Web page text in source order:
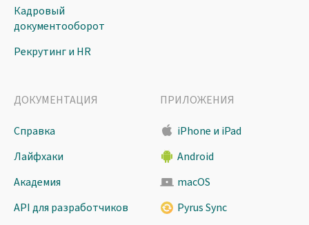
Кадровый
документооборот
Рекрутинг и HR
ДОКУМЕНТАЦИЯ
Справка
Лайфхаки
Академия
API для разработчиков
ПРИЛОЖЕНИЯ
iPhone и iPad
Android
macOS
Pyrus Sync